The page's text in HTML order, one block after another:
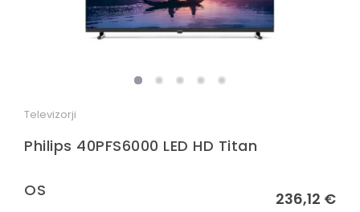
BELA TEHNIKA
Televizorji
Philips 40PFS6000 LED HD Titan
OS 236,12 €